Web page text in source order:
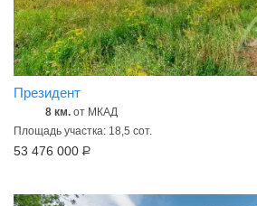
Президент
8 км. от МКАД
Площадь участка: 18,5 сот.
53 476 000 Р